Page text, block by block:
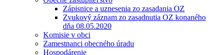
Zápisnice a uznesenia zo zasadania OZ
Zvukový záznam zo zasadnutia OZ konaného
dňa 08.05.2020
Komisie v obci
Zamestnanci obecného úradu
Hospodárenie